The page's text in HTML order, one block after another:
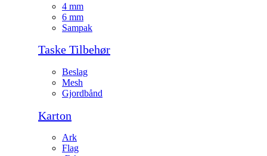
4 mm
6 mm
Sampak
Taske Tilbehør
Beslag
Mesh
Gjordbånd
Karton
Ark
Flag